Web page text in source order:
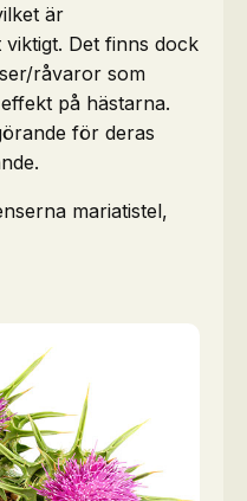
är
Det finns dock
råvaror som
på hästarna.
för deras
mariatistel,